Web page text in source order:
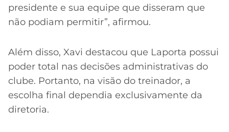
presidente e sua equipe que disseram que
não podiam permitir”, afirmou.
Além disso, Xavi destacou que Laporta possui
poder total nas decisões administrativas do
clube. Portanto, na visão do treinador, a
escolha final dependia exclusivamente da
diretoria.